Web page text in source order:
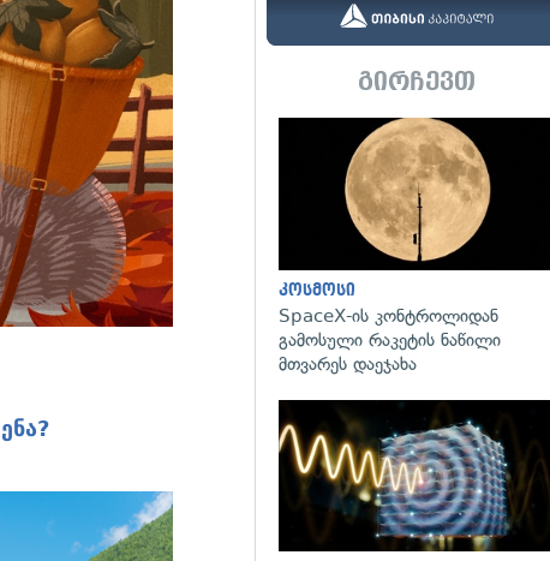
გირჩევთ
კოსმოსი
SpaceX-ის კონტროლიდან
გამოსული რაკეტის ნაწილი
მთვარეს დაეჯახა